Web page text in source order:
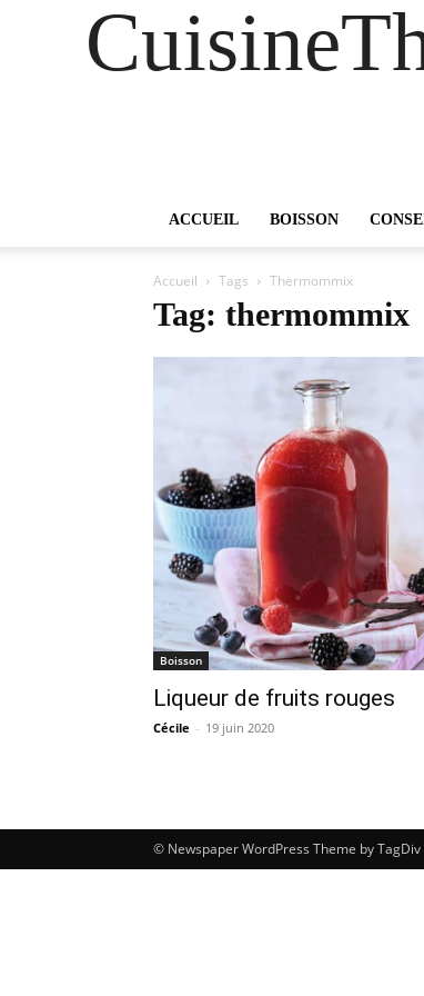
ACCUEIL BOISSON
Accueil Tags Thermommix
Tag: thermommix
Boisson
Liqueur de fruits rouges
Cécile - 19 juin 2020
© Newspaper WordPress Theme by TagDiv